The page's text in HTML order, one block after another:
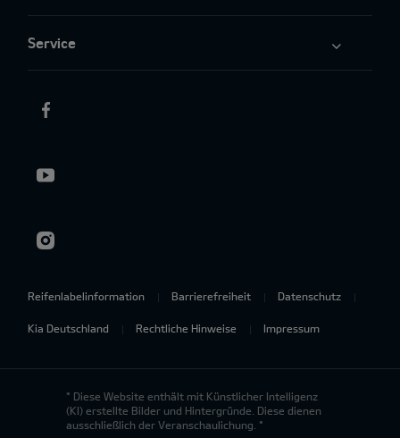
Service
Reifenlabelinformation Barrierefreiheit Datenschutz
Kia Deutschland Rechtliche Hinweise Impressum
* Diese Website enthält mit Künstlicher Intelligenz
(KI) erstellte Bilder und Hintergründe. Diese dienen
ausschließlich der Veranschaulichung. *